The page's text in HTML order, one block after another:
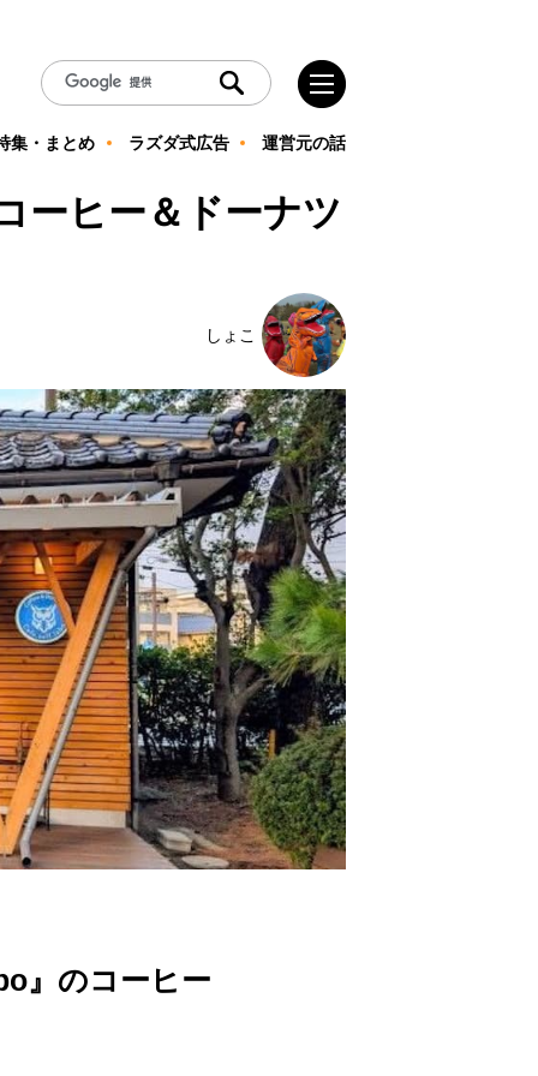
集・まとめ ラズダ式広告 運営元の話
ーヒー＆ドーナツ
しょこ
』のコーヒー